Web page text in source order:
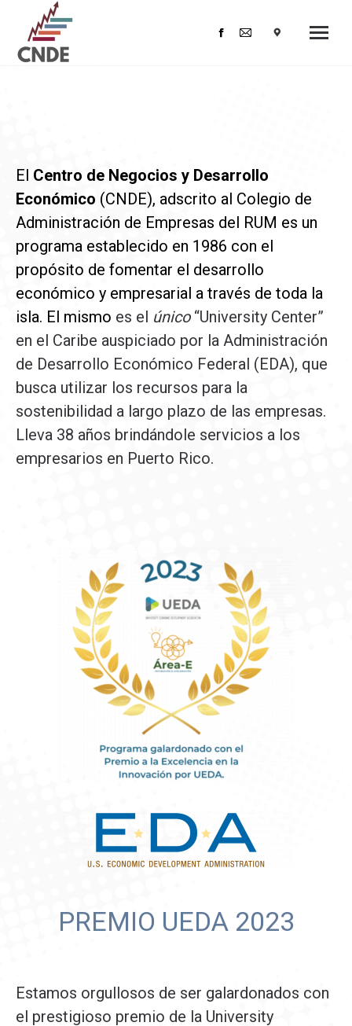
Facebook
Mail
El Centro de Negocios y Desarrollo
Económico (CNDE), adscrito al Colegio de
Administración de Empresas del RUM es un
programa establecido en 1986 con el
propósito de fomentar el desarrollo
económico y empresarial a través de toda la
isla. El mismo es el único“University Center”
en el Caribe auspiciado por la Administración
de Desarrollo Económico Federal (EDA), que
busca utilizar los recursos para la
sostenibilidad a largo plazo de las empresas.
Lleva 38 años brindándole servicios a los
empresarios en Puerto Rico.
PREMIO UEDA 2023
Estamos orgullosos de ser galardonados con
el prestigioso premio de la University